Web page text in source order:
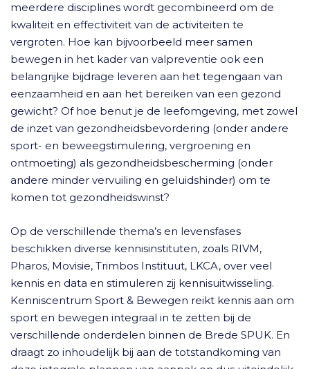
meerdere disciplines wordt gecombineerd om de
kwaliteit en effectiviteit van de activiteiten te
vergroten. Hoe kan bijvoorbeeld meer samen
bewegen in het kader van valpreventie ook een
belangrijke bijdrage leveren aan het tegengaan van
eenzaamheid en aan het bereiken van een gezond
gewicht? Of hoe benut je de leefomgeving, met zowel
de inzet van gezondheidsbevordering (onder andere
sport- en beweegstimulering, vergroening en
ontmoeting) als gezondheidsbescherming (onder
andere minder vervuiling en geluidshinder) om te
komen tot gezondheidswinst?
Op de verschillende thema’s en levensfases
beschikken diverse kennisinstituten, zoals RIVM,
Pharos, Movisie, Trimbos Instituut, LKCA, over veel
kennis en data en stimuleren zij kennisuitwisseling.
Kenniscentrum Sport & Bewegen reikt kennis aan om
sport en bewegen integraal in te zetten bij de
verschillende onderdelen binnen de Brede SPUK. En
draagt zo inhoudelijk bij aan de totstandkoming van